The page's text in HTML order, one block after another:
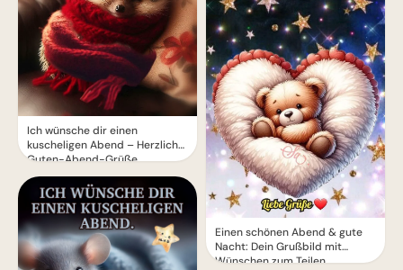
Ich wünsche dir einen
kuscheligen Abend – Herzliche
Guten-Abend-Grüße
Einen schönen Abend & gute
Nacht: Dein Grußbild mit
Wünschen zum Teilen